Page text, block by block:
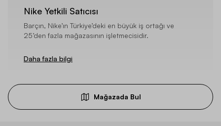
Nike Yetkili Satıcısı
Barçın, Nike’ın Türkiye’deki en büyük iş ortağı ve
25’den fazla mağazasının işletmecisidir.
Daha fazla bilgi
Mağazada Bul